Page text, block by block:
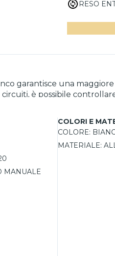
RESO
garantisce una
è possibile
negozi e ambienti
compatibili con
blocco manuale,
monofase, che utilizza una
moderni e
MANUALE
COLORI E
COLORE:
MATERIALE: